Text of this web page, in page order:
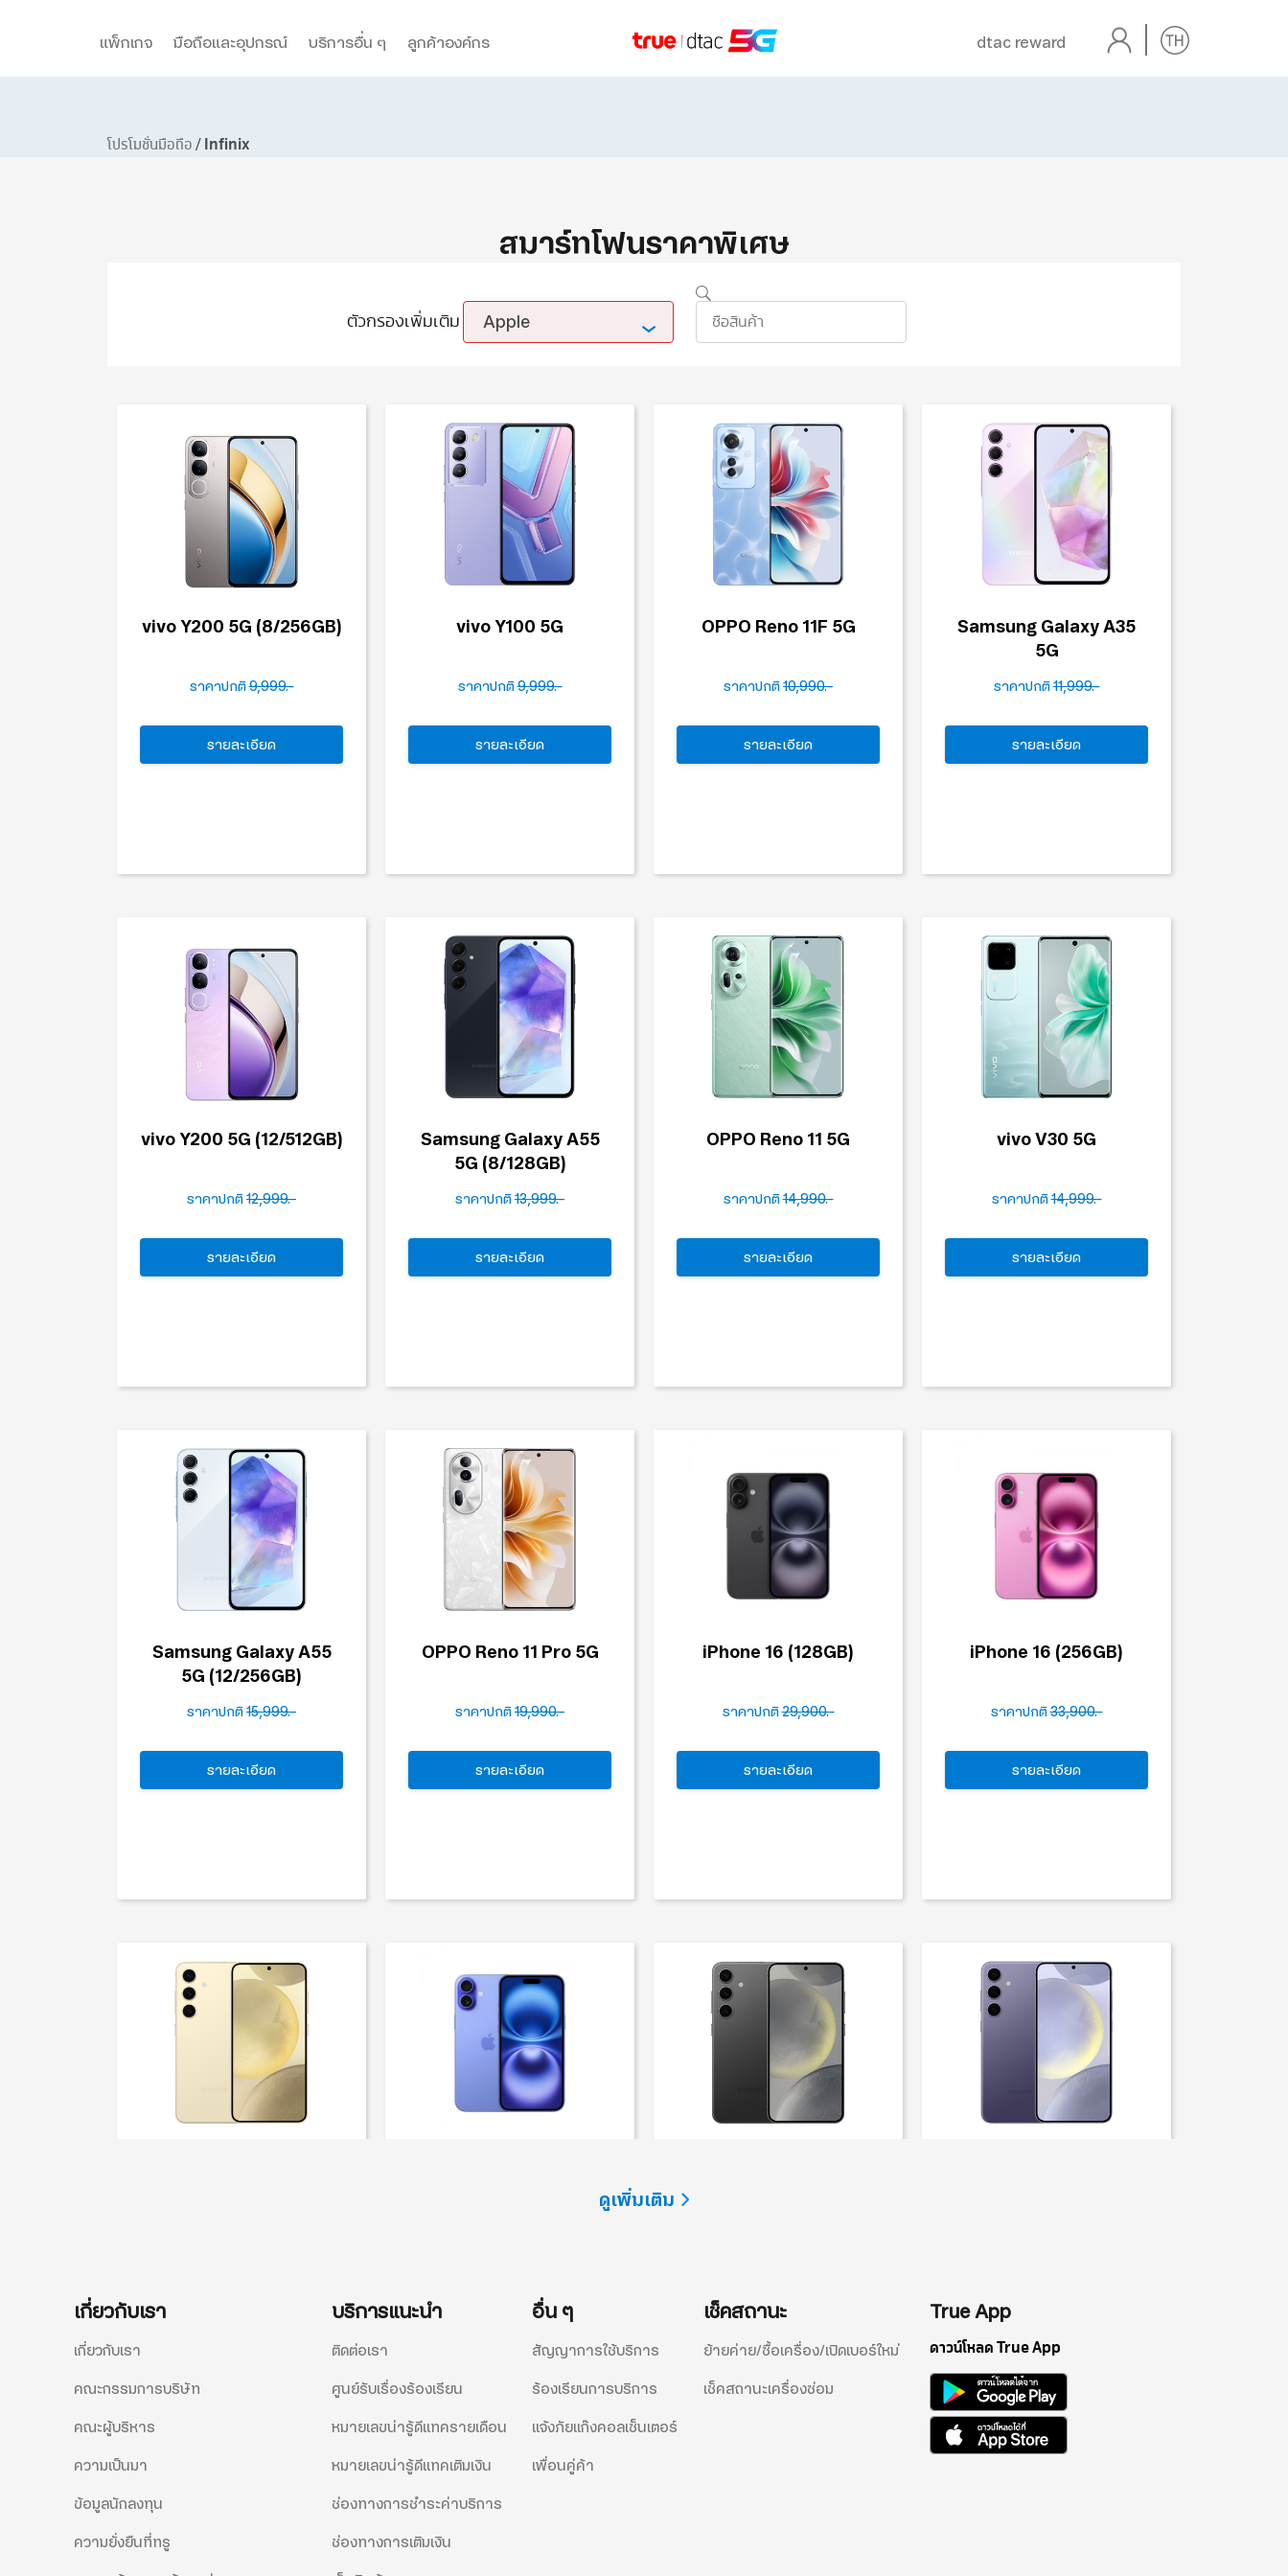
แพ็กเกจ มือถือและอุปกรณ์ บริการอื่น ๆ ลูกค้าองค์กร dtac reward
โปรโมชั่นมือถือ Infinix
สมาร์ทโฟนราคาพิเศษ
ตัวกรองเพิ่มเติม Apple
vivo Y200 5G (8/256GB)
ราคาปกติ9,999.-
รายละเอียด
vivo Y100 5G
ราคาปกติ9,999.-
รายละเอียด
OPPO Reno 11F 5G
ราคาปกติ10,990.-
รายละเอียด
Samsung Galaxy A35
5G
ราคาปกติ11,999.-
รายละเอียด
vivo Y200 5G (12/512GB)
ราคาปกติ12,999.-
รายละเอียด
Samsung Galaxy A55
5G (8/128GB)
ราคาปกติ13,999.-
รายละเอียด
OPPO Reno 11 5G
ราคาปกติ14,990.-
รายละเอียด
vivo V30 5G
ราคาปกติ14,999.-
รายละเอียด
Samsung Galaxy A55
5G (12/256GB)
ราคาปกติ15,999.-
รายละเอียด
OPPO Reno 11 Pro 5G
ราคาปกติ19,990.-
รายละเอียด
iPhone 16 (128GB)
ราคาปกติ29,900.-
รายละเอียด
iPhone 16 (256GB)
ราคาปกติ33,900.-
รายละเอียด
ดูเพิ่มเติม
เกี่ยวกับเรา
เกี่ยวกับเรา
คณะกรรมการบริษัท
คณะผู้บริหาร
ความเป็นมา
ข้อมูลนักลงทุน
ความยั่งยืนที่ทรู
บริการแนะนำ
ติดต่อเรา
ศูนย์รับเรื่องร้องเรียน
หมายเลขน่ารู้ดีแทครายเดือน
หมายเลขน่ารู้ดีแทคเติมเงิน
ช่องทางการชำระค่าบริการ
ช่องทางการเติมเงิน
อื่น ๆ
สัญญาการใช้บริการ
ร้องเรียนการบริการ
แจ้งภัยแก๊งคอลเซ็นเตอร์
เพื่อนคู่ค้า
เช็คสถานะ
ย้ายค่าย/ซื้อเครื่อง/เปิดเบอร์ใหม่
เช็คสถานะเครื่องซ่อม
True App
ดาวน์โหลด True App